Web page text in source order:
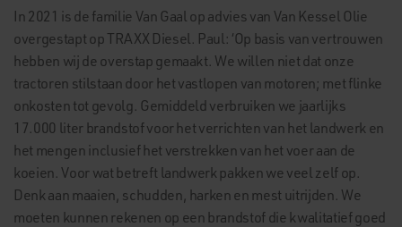
In 2021 is de familie Van Gaal op advies van Van Kessel Olie
overgestapt op TRAXX Diesel. Paul: ‘Op basis van vertrouwen
hebben wij de overstap gemaakt. We willen niet dat onze
tractoren stilstaan door het vastlopen van motoren; met flinke
onkosten tot gevolg. Gemiddeld verbruiken we jaarlijks
17.000 liter brandstof voor het verrichten van het landwerk en
het mengen inclusief het verstrekken van het voer aan de
koeien. Voor wat betreft landwerk pakken we veel zelf op.
Denk aan maaien, schudden, harken en mest uitrijden. We
moeten kunnen rekenen op een brandstof die kwalitatief goed